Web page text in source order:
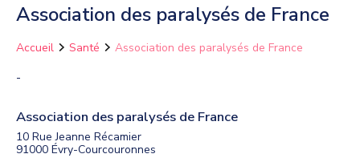
Association des paralysés de France
Accueil Santé Association des paralysés de France
-
Association des paralysés de France
10 Rue Jeanne Récamier
91000 Évry-Courcouronnes